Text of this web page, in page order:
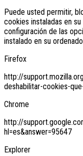
Puede usted permitir,
cookies instaladas en
configuración de las
instalado en su
Firefox
http://
deshabilitar-cookies-
Chrome
http://
hl=es&answer=95647
Explorer